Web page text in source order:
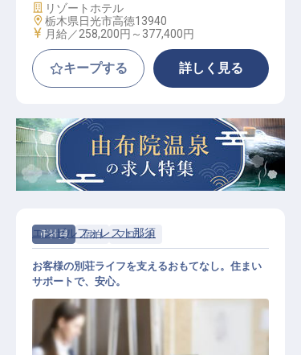
施設業態
リゾートホテル
勤務地
栃木県日光市高徳13940
給与
月給／258,200円～ 377,400円
キープする 詳しく見る
正社員 宿泊 フロント
エンゼルフォレスト那須
お客様の別荘ライフを支えるおもてなし。住まい
サポートで、安心。